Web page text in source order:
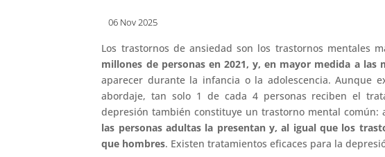
06 Nov 2025
Los trastornos de ansiedad son los trastornos mentales
millones de personas en 2021, y, en mayor medida a las
aparecer durante la infancia o la adolescencia. Aunque
abordaje, tan solo 1 de cada 4 personas reciben el
depresión también constituye un trastorno mental común:
las personas adultas la presentan y, al igual que los
que hombres. Existen tratamientos eficaces para la